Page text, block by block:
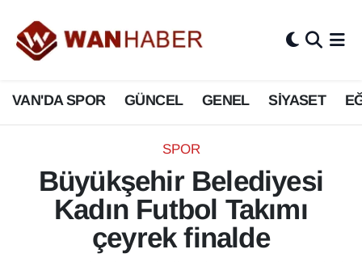
VAN'DA SPOR GÜNCEL GENEL SİYASET
SPOR
Büyükşehir Belediyesi
Kadın Futbol Takımı
çeyrek finalde
3.SAYFA
ASAYİŞ
BİLİM VE TEKNOLOJİ
Biyografi
Van Nöbetçi Eczaneler
Van Hava Durumu
Van Namaz Vakitleri
Van Trafik Yoğunluk Haritası
Süper Lig Puan Durumu ve Fikstür